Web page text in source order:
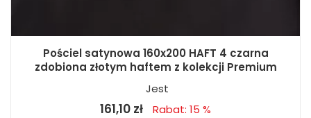
Pościel satynowa 160x200 HAFT 4 czarna
zdobiona złotym haftem z kolekcji Premium
Jest
161,10 zł Rabat: 15 %